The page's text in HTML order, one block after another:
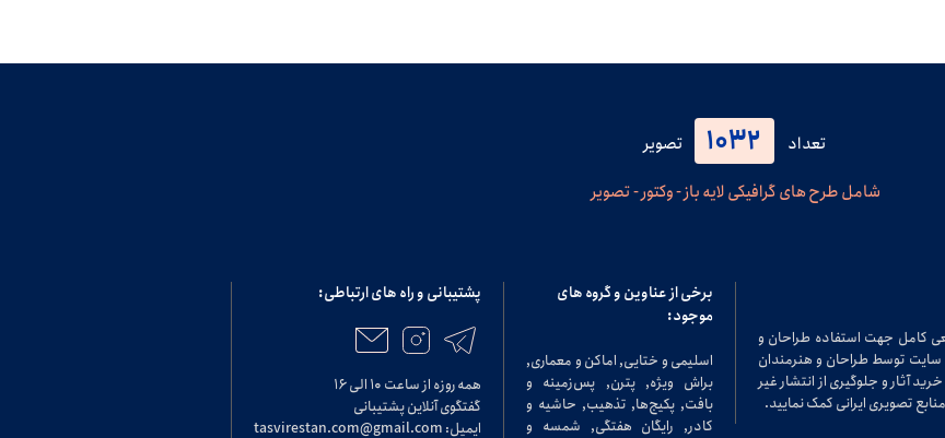
تعداد 1032
تصویر
شامل طرح های گرافیکی لایه باز - وکتور - تصویر
کامل جهت استفاده طراحان و
سایت توسط طراحان و هنرمندان
آثار و جلوگیری از انتشار غیر
تصویری ایرانی کمک نمایید.
برخی از عناوین و گروه های
موجود:
اسلیمی و ختایی, اماکن و معماری,
براش ویژه, پترن, پس‌زمینه و
بافت, پکیج‌ها, تذهیب, حاشیه و
کادر, رایگان هفتگی, شمسه و
پشتیبانی و راه های ارتباطی:
همه روزه از ساعت ۱۰ الی ۱۶
گفتگوی آنلاین پشتیبانی
ایمیل: tasvirestan.com@gmail.com